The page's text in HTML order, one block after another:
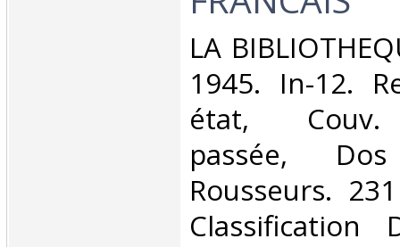
‎LA
1945. In-12.
état, Couv.
passée,
Rousseurs.
Classification